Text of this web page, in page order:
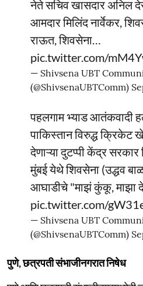
नेते सचिव खासदार अनिल
आमदार मिलिंद नार्वेकर,
राऊत, शिवसेना…
pic.twitter.com/
— Shivsena UBT
(@ShivsenaUBTComm)
पहलगाम भ्याड आतंकवादी
पाकिस्तान विरुद्ध क्रिकेट
देणाऱ्या दुटप्पी केंद्र सरकार
मुंबई येथे शिवसेना (उद्धव
आघाडीचे "माझं कुंकू,
pic.twitter.com/
— Shivsena UBT
(@ShivsenaUBTComm)
पुणे, छत्रपती संभाजीनगरात निषेध